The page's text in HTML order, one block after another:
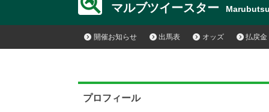
マルブツイースター
開催お知らせ 出馬表 オッズ 払戻金
プロフィール